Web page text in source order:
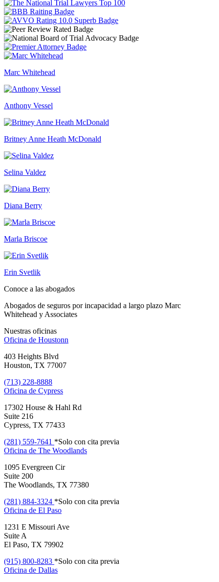
Marc Whitehead
Anthony Vessel
Britney Anne Heath McDonald
Selina Valdez
Diana Berry
Marla Briscoe
Erin Svetlik
Conoce a las abogados
Abogados de seguros por incapacidad a largo plazo Marc
Whitehead y Associates
Nuestras oficinas
Oficina de Houstonn
403 Heights Blvd
Houston, TX 77007
(713) 228-8888
Oficina de Cypress
17302 House & Hahl Rd
Suite 216
Cypress, TX 77433
(281) 559-7641 *Solo con cita previa
Oficina de The Woodlands
1095 Evergreen Cir
Suite 200
The Woodlands, TX 77380
(281) 884-3324 *Solo con cita previa
Oficina de El Paso
1231 E Missouri Ave
Suite A
El Paso, TX 79902
(915) 800-8283 *Solo con cita previa
Oficina de Dallas